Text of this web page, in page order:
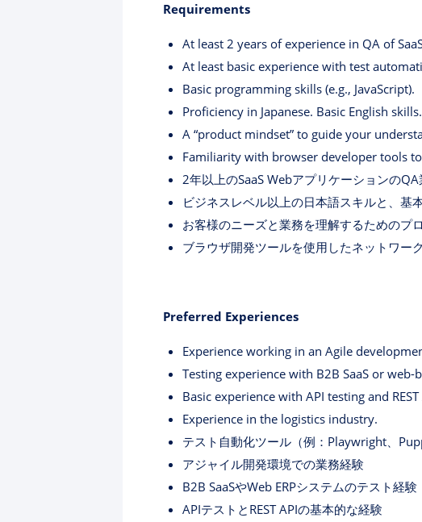
Requirements
At least 2 years of experience in QA of
At least basic experience with test
Basic programming skills (e.g., JavaScript).
Proficiency in Japanese. Basic English skills.
A “product mindset” to guide your
Familiarity with browser developer tools
2年以上のSaaS Webアプリケーションの
ビジネスレベル以上の日本語スキルと、基
お客様のニーズと業務を理解するためのプ
ブラウザ開発ツールを使用したネットワー
Preferred Experiences
Experience working in an Agile
Testing experience with B2B SaaS or web-
Basic experience with API testing and REST
Experience in the logistics industry.
テスト自動化ツール（例：Playwright、
アジャイル開発環境での業務経験
B2B SaaSやWeb ERPシステムのテスト経験
APIテストとREST APIの基本的な経験